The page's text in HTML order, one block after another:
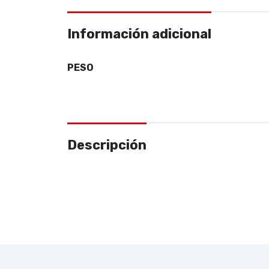
Información adicional
PESO
Descripción